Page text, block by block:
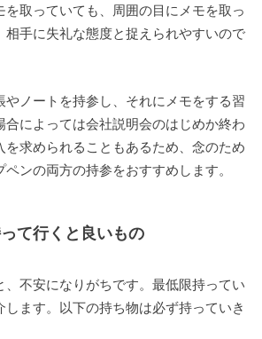
取っていても、周囲の目にメモを取っ
相手に失礼な態度と捉えられやすいので
やノートを持参し、それにメモをする習
合によっては会社説明会のはじめか終わ
を求められることもあるため、念のため
ンの両方の持参をおすすめします。
て行くと良いもの
、不安になりがちです。最低限持ってい
します。以下の持ち物は必ず持っていき